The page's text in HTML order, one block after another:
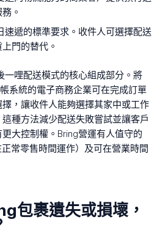
。
速遞的標準要求。收件人可選擇配送
門的替代。
一哩配送模式的核心組成部分。將
系統的電子商務企業可在完成訂單
，讓收件人能夠選擇其家中或工作
種方法減少配送失敗嘗試並讓客戶
大控制權。Bring營運有人值守的
常零售時間運作）及可在營業時間
包裹遺失或損壞，